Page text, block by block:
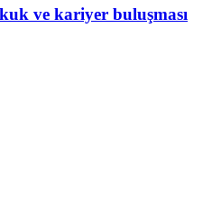
ve kariyer buluşması